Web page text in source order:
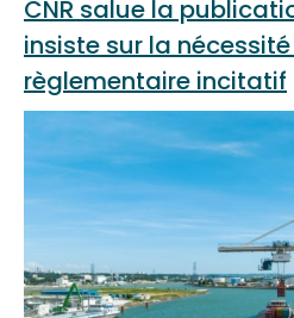
CNR salue la
insiste sur la
règlementaire incitatif